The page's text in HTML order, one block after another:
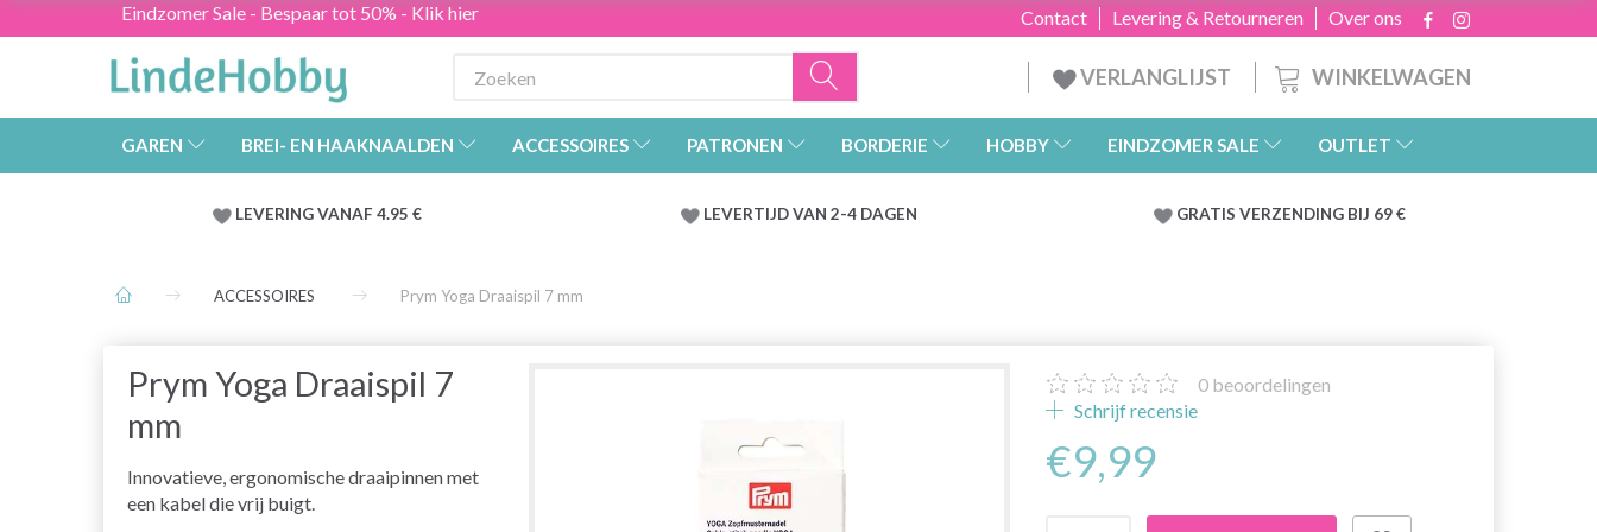
Eindzomer Sale - Bespaar tot 50% - Klik hier Over ons
Levering & Retourneren
Contact
WINKELWAGEN
VERLANGLIJST
GAREN BREI- EN HAAKNAALDEN ACCESSOIRES PATRONEN BORDERIE HOBBY EINDZOMER SALE OUTLET
LEVERING VANAF 4.95 € LEVERTIJD VAN 2-4 DAGEN GRATIS VERZENDING BIJ 69 €
ACCESSOIRES Prym Yoga Draaispil 7 mm
Prym Yoga Draaispil 7
mm
Innovatieve, ergonomische draaipinnen met
een kabel die vrij buigt.
0 beoordelingen
Schrijf recensie
€9,99